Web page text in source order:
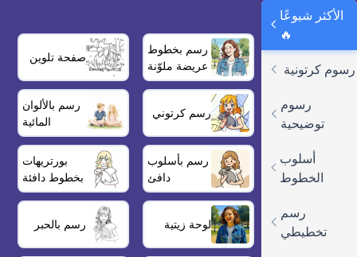
الأكثر شيوعًا
🔥
رسوم كرتونية
رسوم
توضيحية
أسلوب
الخطوط
رسم
تخطيطي
رسم بخطوط
عريضة ملوّنة
صفحة تلوين
رسم كرتوني
رسم بالألوان
المائية
رسم بأسلوب
دافئ
بورتريهات
بخطوط دافئة
لوحة زيتية رسم بالحبر